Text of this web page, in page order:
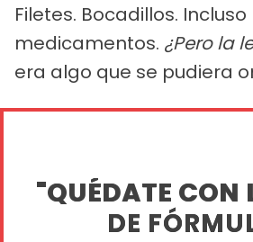
Filetes. Bocadillos. Incluso
medicamentos. ¿Pero la
era algo que se pudiera
"QUÉDATE CON
DE